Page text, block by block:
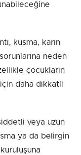
kusma, karın
neden
çocukların
daha dikkatli
veya uzun
ya da belirgin